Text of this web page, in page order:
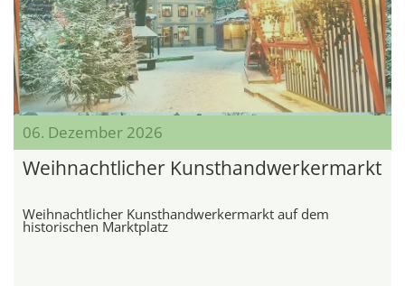
06. Dezember 2026
Weihnachtlicher Kunsthandwerkermarkt
Weihnachtlicher Kunsthandwerkermarkt auf dem
historischen Marktplatz